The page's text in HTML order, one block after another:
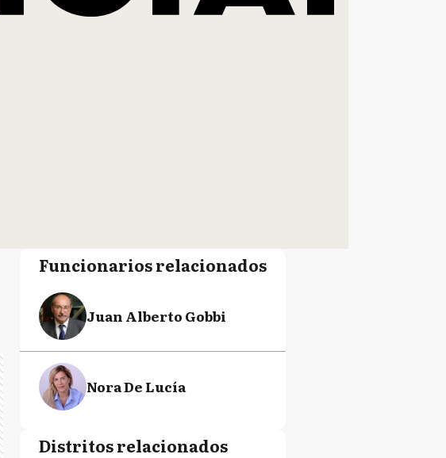
Funcionarios relacionados
Juan Alberto Gobbi
Nora De Lucía
Distritos relacionados